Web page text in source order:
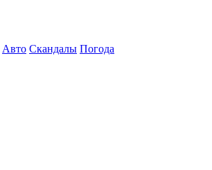
Авто Скандалы Погода